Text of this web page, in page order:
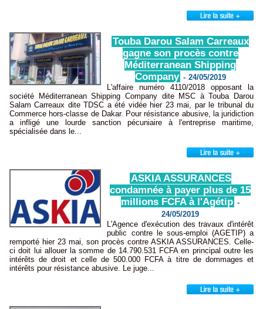
Touba Darou Salam Carreaux
gagne son procès contre
Méditerranean Shipping
Company - 24/05/2019
L'affaire numéro 4110/2018 opposant la
société Méditerranean Shipping Company dite MSC à Touba Darou
Salam Carreaux dite TDSC a été vidée hier 23 mai, par le tribunal du
Commerce hors-classe de Dakar. Pour résistance abusive, la juridiction
a infligé une lourde sanction pécuniaire à l'entreprise maritime,
spécialisée dans le...
ASKIA ASSURANCES
condamnée à payer plus de 15
millions FCFA à l'Agétip -
24/05/2019
L'Agence d'exécution des travaux d'intérêt
public contre le sous-emploi (AGETIP) a
remporté hier 23 mai, son procès contre ASKIA ASSURANCES. Celle-
ci doit lui allouer la somme de 14.790.531 FCFA en principal outre les
intérêts de droit et celle de 500.000 FCFA à titre de dommages et
intérêts pour résistance abusive. Le juge...